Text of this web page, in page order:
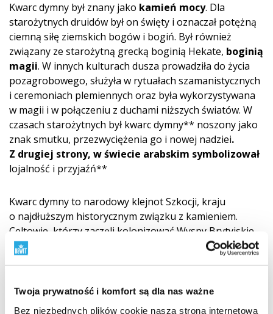
Twoja prywatność i komfort są dla nas ważne
Bez niezbędnych plików cookie nasza strona internetowa
Kwarc dymny był znany jako kamień mocy. Dla
starożytnych druidów był on święty i oznaczał potężną
ciemną siłę ziemskich bogów i bogiń. Był również
związany ze starożytną grecką boginią Hekate, boginią
magii. W innych kulturach dusza prowadziła do życia
pozagrobowego, służyła w rytuałach szamanistycznych
i ceremoniach plemiennych oraz była wykorzystywana
w magii i w połączeniu z duchami niższych światów. W
czasach starożytnych był kwarc dymny** noszony jako
znak smutku, przezwyciężenia go i nowej nadziei.
Z drugiej strony, w świecie arabskim symbolizował
lojalność i przyjaźń**
Kwarc dymny to narodowy klejnot Szkocji, kraju
o najdłuższym historycznym związku z kamieniem.
Celtowie, którzy zaczęli kolonizować Wyspy Brytyjskie
około 300 r. p.n.e., wydobywali brązowo-szary kwarc w
górach Cairngorm w szkockim Highlands i nazwali
Morion i żółto-brązowe do szaro-brązowych kryształów
Cairngorm od gór, w których zostały znalezione.